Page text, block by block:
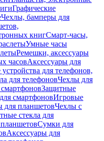
Графические
Чехлы, бамперы для
книгСмарт-часы,
Умные часы
Ремешки, аксессуары
часовАксессуары для
для телефонов,
для телефоновЧехлы для
Защитные
смартфоновИгровые
для планшетовЧехлы с
стекла для
Сумки для
Аксессуары для